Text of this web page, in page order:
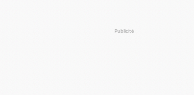
Publicité